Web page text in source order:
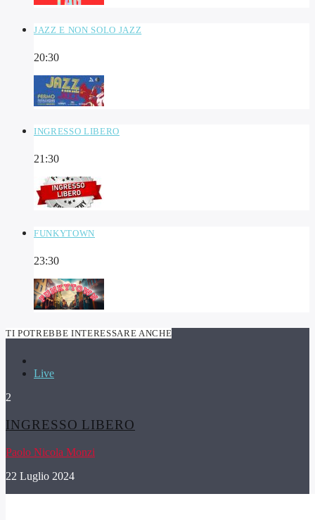
JAZZ E NON SOLO JAZZ
20:30
INGRESSO LIBERO
21:30
FUNKYTOWN
23:30
TI POTREBBE INTERESSARE ANCHE
Live
2
INGRESSO LIBERO
Paolo Nicola Monzi
22 Luglio 2024